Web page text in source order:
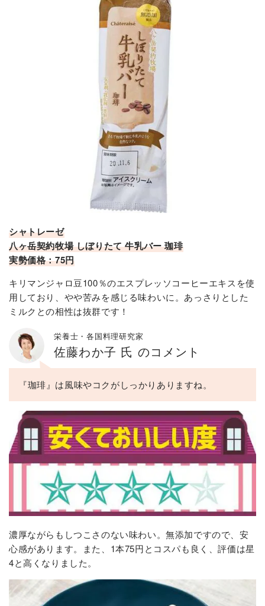
シャトレーゼ
八ヶ岳契約牧場 しぼりたて 牛乳バー 珈琲
実勢価格：75円
キリマンジャロ豆100％のエスプレッソコーヒーエキスを使
用しており、やや苦みを感じる味わいに。あっさりとした
ミルクとの相性は抜群です！
栄養士・各国料理研究家
佐藤わか子 氏 のコメント
『珈琲』は風味やコクがしっかりありますね。
濃厚ながらもしつこさのない味わい。無添加ですので、安
心感があります。また、1本75円とコスパも良く、評価は星
4と高くなりました。